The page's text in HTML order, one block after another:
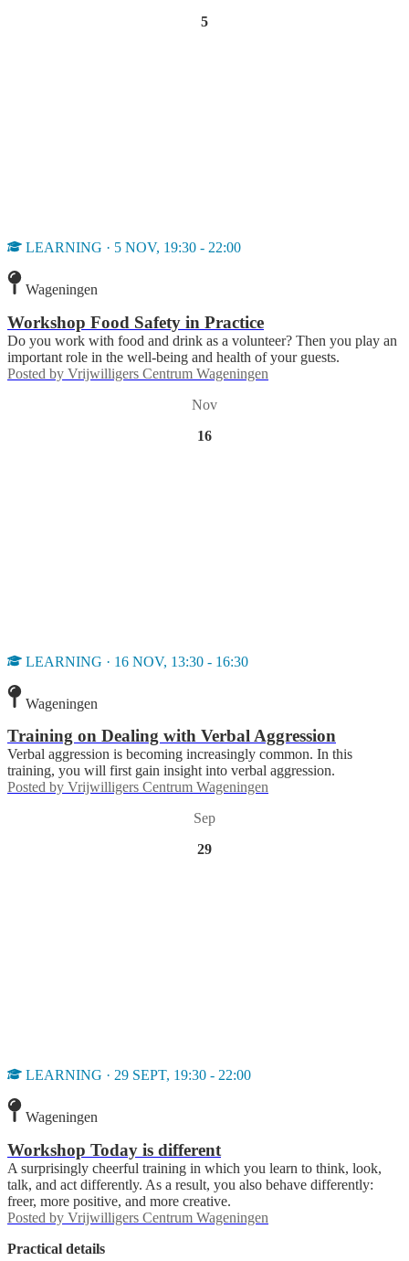
5
LEARNING · 5 NOV, 19:30 - 22:00
Wageningen
Workshop Food Safety in Practice
Do you work with food and drink as a volunteer? Then you play an
important role in the well-being and health of your guests.
Posted by Vrijwilligers Centrum Wageningen
Nov
16
LEARNING · 16 NOV, 13:30 - 16:30
Wageningen
Training on Dealing with Verbal Aggression
Verbal aggression is becoming increasingly common. In this
training, you will first gain insight into verbal aggression.
Posted by Vrijwilligers Centrum Wageningen
Sep
29
LEARNING · 29 SEPT, 19:30 - 22:00
Wageningen
Workshop Today is different
A surprisingly cheerful training in which you learn to think, look,
talk, and act differently. As a result, you also behave differently:
freer, more positive, and more creative.
Posted by Vrijwilligers Centrum Wageningen
Practical details